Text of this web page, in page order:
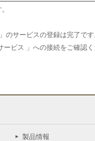
のサービスの登録は完了で
ービス 」への接続をご確認
製品情報